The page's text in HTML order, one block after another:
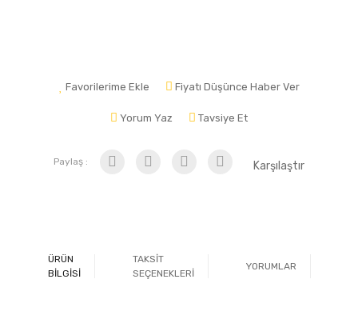
Favorilerime Ekle Fiyatı Düşünce Haber Ver
Yorum Yaz Tavsiye Et
Paylaş : Karşılaştır
ÜRÜN
BİLGİSİ
TAKSİT
SEÇENEKLERİ
YORUMLAR